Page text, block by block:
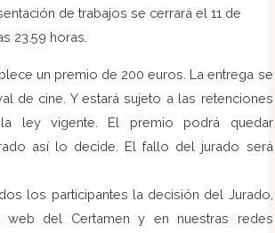
de trabajos se cerrará el 11 de
23.59 horas.
un premio de 200 euros. La entrega se
de cine. Y estará sujeto a las retenciones
ley vigente. El premio podrá quedar
así lo decide. El fallo del jurado será
los participantes la decisión del Jurado,
web del Certamen y en nuestras redes